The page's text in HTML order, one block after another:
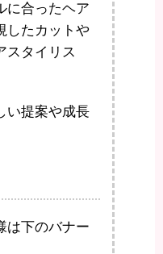
に合ったヘア
したカットや
スタイリス
い提案や成長
は下のバナー